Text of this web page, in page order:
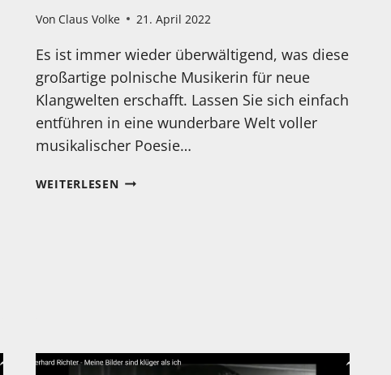
Von Claus Volke 21. April 2022
Es ist immer wieder überwältigend, was diese
großartige polnische Musikerin für neue
Klangwelten erschafft. Lassen Sie sich einfach
entführen in eine wunderbare Welt voller
musikalischer Poesie…
WEITERLESENHANIA